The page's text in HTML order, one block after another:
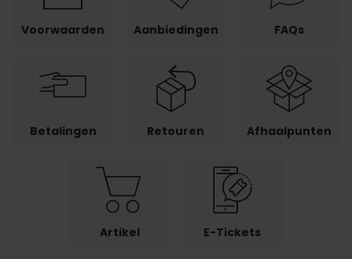
Voorwaarden Aanbiedingen FAQs
Betalingen Retouren Afhaalpunten
Artikel E-Tickets